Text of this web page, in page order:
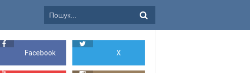
Facebook X